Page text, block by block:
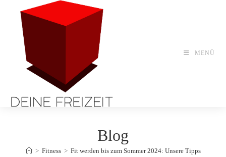
springen
MENÜ
Blog
> Fitness > Fit werden bis zum Sommer 2024: Unsere Tipps